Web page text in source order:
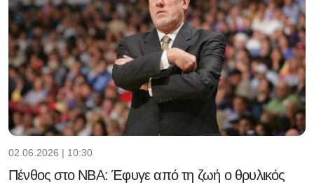
02.06.2026 | 10:30
Πένθος στο NBA: Έφυγε από τη ζωή ο θρυλικός